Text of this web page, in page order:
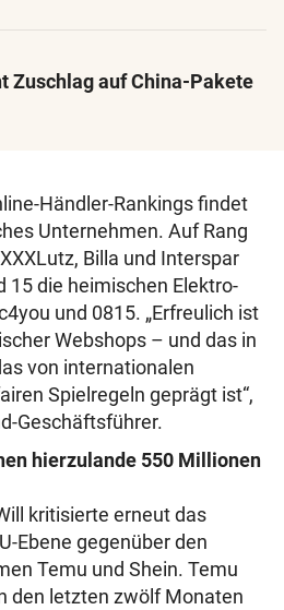
Zuschlag auf China-Pakete
Händler-Rankings findet
Unternehmen. Auf Rang
Billa und Interspar
15 die heimischen Elektro-
und 0815. „Erfreulich ist
Webshops – und das in
von internationalen
Spielregeln geprägt ist“,
Geschäftsführer.
hierzulande 550 Millionen
kritisierte erneut das
Ebene gegenüber den
Temu und Shein. Temu
den letzten zwölf Monaten